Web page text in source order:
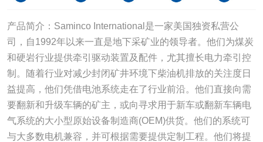
产品简介：Saminco International是一家美国独资私营公
司，自1992年以来一直是地下采矿业的领导者。他们为煤炭
和硬岩行业提供牵引驱动装置及配件，尤其擅长电力牵引控
制。随着行业对减少封闭矿井环境下柴油机排放的关注度日
益提高，他们凭借电池系统走在了行业前沿。他们直接向需
要翻新和升级车辆的矿主，或向寻求用于新车或翻新车辆电
气系统的大小型原始设备制造商(OEM)供货。他们的系统可
与大多数电机兼容，并可根据需要提供定制工程。他们将提